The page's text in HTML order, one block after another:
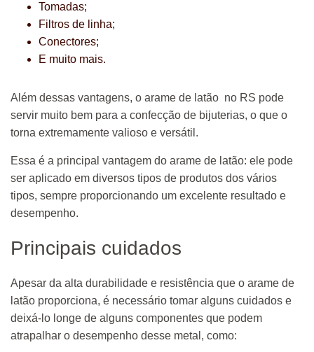
Tomadas;
Filtros de linha;
Conectores;
E muito mais.
Além dessas vantagens, o arame de latão no RS pode
servir muito bem para a confecção de bijuterias, o que o
torna extremamente valioso e versátil.
Essa é a principal vantagem do arame de latão: ele pode
ser aplicado em diversos tipos de produtos dos vários
tipos, sempre proporcionando um excelente resultado e
desempenho.
Principais cuidados
Apesar da alta durabilidade e resistência que o arame de
latão proporciona, é necessário tomar alguns cuidados e
deixá-lo longe de alguns componentes que podem
atrapalhar o desempenho desse metal, como: